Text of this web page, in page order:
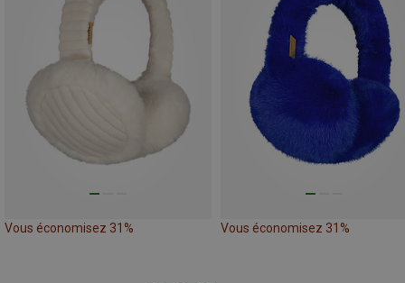
Vous économisez 31% Vous économisez 31%